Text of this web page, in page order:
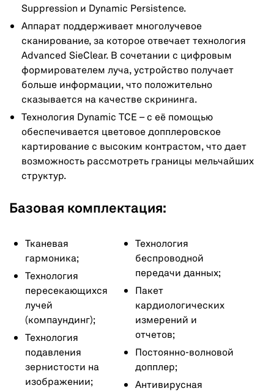
Suppression и Dynamic Persistence.
Аппарат поддерживает многолучевое
сканирование, за которое отвечает технология
Advanced SieClear. В сочетании с цифровым
формирователем луча, устройство получает
больше информации, что положительно
сказывается на качестве скрининга.
Технология Dynamic TCE – с её помощью
обеспечивается цветовое допплеровское
картирование с высоким контрастом, что дает
возможность рассмотреть границы мельчайших
структур.
Базовая комплектация:
Тканевая
гармоника;
Технология
пересекающихся
лучей
(компаундинг);
Технология
подавления
зернистости на
изображении;
Технология
беспроводной
передачи данных;
Пакет
кардиологических
измерений и
отчетов;
Постоянно-волновой
допплер;
Антивирусная